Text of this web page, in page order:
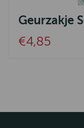
Geurzakje
€4,85